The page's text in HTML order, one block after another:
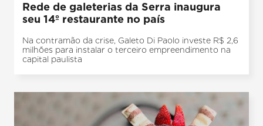
Rede de galeterias da Serra inaugura
seu 14º restaurante no país
Na contramão da crise, Galeto Di Paolo investe R$ 2,6
milhões para instalar o terceiro empreendimento na
capital paulista